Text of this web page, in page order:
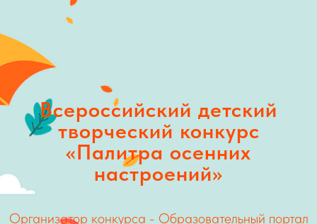
Всероссийский детский
творческий конкурс
«Палитра осенних
настроений»
Организатор конкурса - Образовательный портал